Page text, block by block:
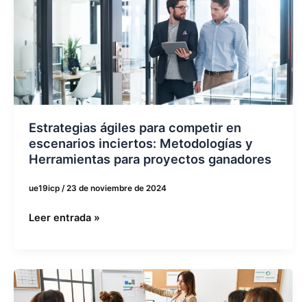
Estrategias ágiles para competir en
escenarios inciertos: Metodologías y
Herramientas para proyectos ganadores
ue19icp /23 de noviembre de 2024
ágiles
competir
escenarios
inciertos:
Metodologías
y
Herramientas
para
ganadores
Leer entrada »
Iniciación
al